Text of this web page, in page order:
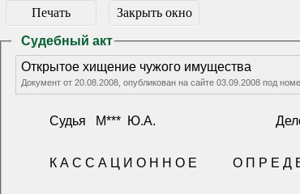
Печать Закрыть окно
Судебный акт
Открытое хищение чужого имущества
Документ от 20.08.2008, опубликован на сайте 03.09.2008 под
Судья М*** Ю.А.
К А С С А Ц И О Н Н О Е О П Р Е Д